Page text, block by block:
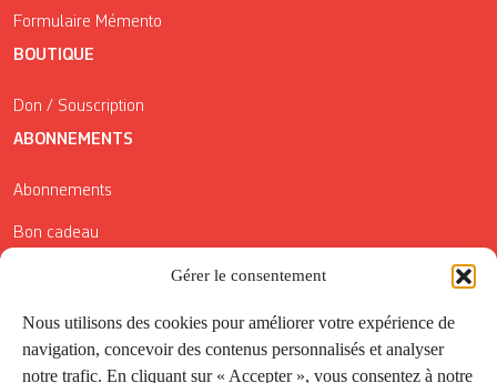
Gérer le consentement
Nous utilisons des cookies pour améliorer votre expérience de
navigation, concevoir des contenus personnalisés et analyser
notre trafic. En cliquant sur « Accepter », vous consentez à notre
Formulaire Mémento
BOUTIQUE
Don / Souscription
ABONNEMENTS
Abonnements
Bon cadeau
Conditions générales de vente
Réductions de la Carte Côté Courrier
Application